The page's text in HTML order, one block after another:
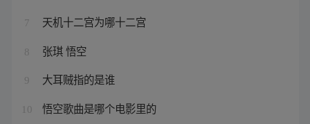
7 天机十二宫为哪十二宫
8 张琪 悟空
9 大耳贼指的是谁
10 悟空歌曲是哪个电影里的